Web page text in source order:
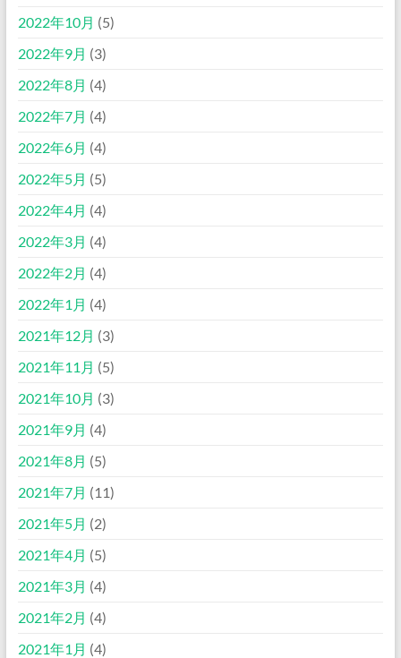
2022年10月 (5)
2022年9月 (3)
2022年8月 (4)
2022年7月 (4)
2022年6月 (4)
2022年5月 (5)
2022年4月 (4)
2022年3月 (4)
2022年2月 (4)
2022年1月 (4)
2021年12月 (3)
2021年11月 (5)
2021年10月 (3)
2021年9月 (4)
2021年8月 (5)
2021年7月 (11)
2021年5月 (2)
2021年4月 (5)
2021年3月 (4)
2021年2月 (4)
2021年1月 (4)